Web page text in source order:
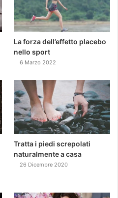
La forza dell’effetto placebo
nello sport
6 Marzo 2022
Tratta i piedi screpolati
naturalmente a casa
26 Dicembre 2020